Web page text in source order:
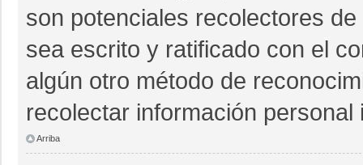
son potenciales recolectores
sea escrito y ratificado con el
algún otro método de
recolectar información
Arriba